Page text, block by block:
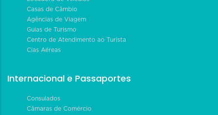
Casas de Câmbio
Agências de Viagem
Guias de Turismo
Centro de Atendimento ao Turista
Cias Aéreas
Internacional e Passaportes
Consulados
Câmaras de Comércio